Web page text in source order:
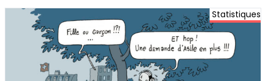
Statistiques